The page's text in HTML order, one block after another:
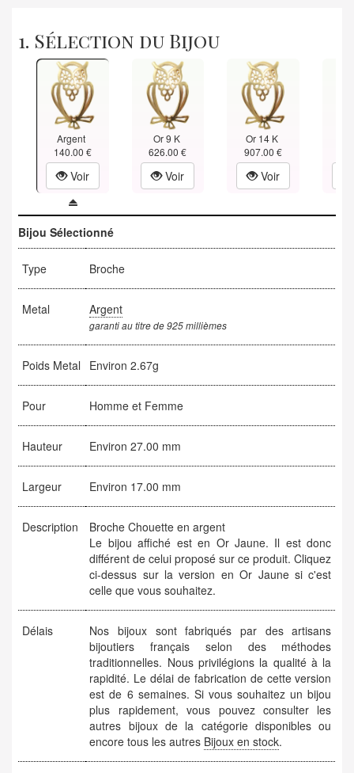
1. Sélection du Bijou
Argent
140.00 €
Voir
Or 9 K
626.00 €
Voir
Or 14 K
907.00 €
Voir
Bijou Sélectionné
Type Broche
Metal Argent
garanti au titre de 925 millièmes
Poids Metal Environ 2.67g
Pour Homme et Femme
Hauteur Environ 27.00 mm
Largeur Environ 17.00 mm
Description
Broche Chouette en argent
Le bijou affiché est en Or Jaune. Il est donc
différent de celui proposé sur ce produit. Cliquez
ci-dessus sur la version en Or Jaune si c'est
celle que vous souhaitez.
Délais
Nos bijoux sont fabriqués par des artisans
bijoutiers français selon des méthodes
traditionnelles. Nous privilégions la qualité à la
rapidité. Le délai de fabrication de cette version
est de 6 semaines. Si vous souhaitez un bijou
plus rapidement, vous pouvez consulter les
autres bijoux de la catégorie disponibles ou
encore tous les autres Bijoux en stock.